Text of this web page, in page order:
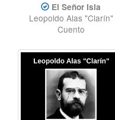
El Señor Isla
Leopoldo Alas "Clarín"
Cuento